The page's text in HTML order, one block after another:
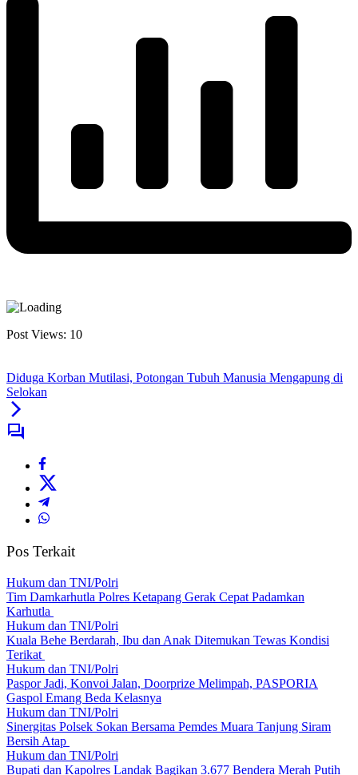
Post Views: 10
Diduga Korban Mutilasi, Potongan Tubuh Manusia Mengapung di
Selokan
Pos Terkait
Hukum dan TNI/Polri
Tim Damkarhutla Polres Ketapang Gerak Cepat Padamkan
Karhutla
Hukum dan TNI/Polri
Kuala Behe Berdarah, Ibu dan Anak Ditemukan Tewas Kondisi
Terikat
Hukum dan TNI/Polri
Paspor Jadi, Konvoi Jalan, Doorprize Melimpah, PASPORIA
Gaspol Emang Beda Kelasnya
Hukum dan TNI/Polri
Sinergitas Polsek Sokan Bersama Pemdes Muara Tanjung Siram
Bersih Atap
Hukum dan TNI/Polri
Bupati dan Kapolres Landak Bagikan 3.677 Bendera Merah Putih